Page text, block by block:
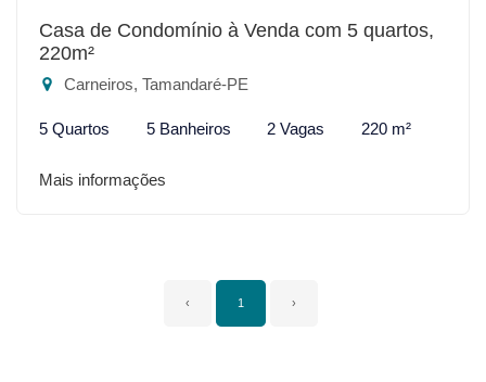
Casa de Condomínio à Venda com 5 quartos,
220m²
Carneiros, Tamandaré-PE
5 Quartos 5 Banheiros 2 Vagas 220 m²
Mais informações
‹ 1 ›